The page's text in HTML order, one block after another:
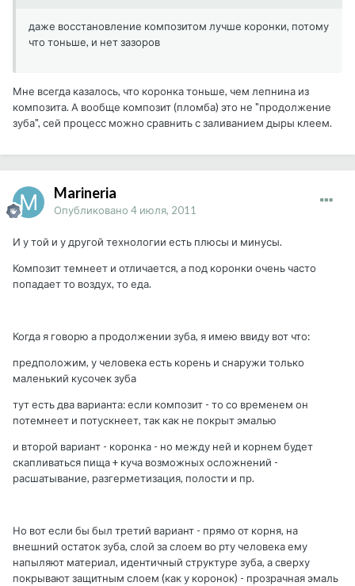
даже восстановление композитом лучше коронки, потому
что тоньше, и нет зазоров
Мне всегда казалось, что коронка тоньше, чем лепнина из
композита. А вообще композит (пломба) это не "продолжение
зуба", сей процесс можно сравнить с заливанием дыры клеем.
Marineria
Опубликовано 4 июля, 2011
И у той и у другой технологии есть плюсы и минусы.
Композит темнеет и отличается, а под коронки очень часто
попадает то воздух, то еда.
Когда я говорю а продолжении зуба, я имею ввиду вот что:
предположим, у человека есть корень и снаружи только
маленький кусочек зуба
тут есть два варианта: если композит - то со временем он
потемнеет и потускнеет, так как не покрыт эмалью
и второй вариант - коронка - но между ней и корнем будет
скапливаться пища + куча возможных осложнений -
расшатывание, разгерметизация, полости и пр.
Но вот если бы был третий вариант - прямо от корня, на
внешний остаток зуба, слой за слоем во рту человека ему
напыляют материал, идентичный структуре зуба, а сверху
покрывают защитным слоем (как у коронок) - прозрачная эмаль